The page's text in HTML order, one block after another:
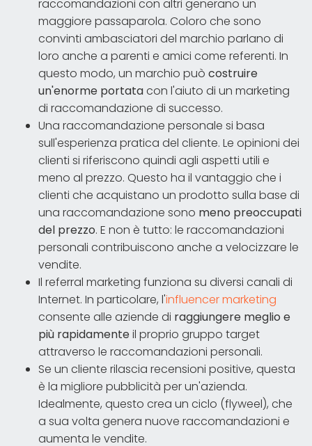
raccomandazioni con altri generano un
maggiore passaparola. Coloro che sono
convinti ambasciatori del marchio parlano di
loro anche a parenti e amici come referenti. In
questo modo, un marchio può costruire
un'enorme portatacon l'aiuto di un marketing
di raccomandazione di successo.
Una raccomandazione personale si basa
sull'esperienza pratica del cliente. Le opinioni dei
clienti si riferiscono quindi agli aspetti utili e
meno al prezzo. Questo ha il vantaggio che i
clienti che acquistano un prodotto sulla base di
una raccomandazione sono meno preoccupati
del prezzo. E non è tutto: le raccomandazioni
personali contribuiscono anche a velocizzare le
vendite.
Il referral marketing funziona su diversi canali di
Internet. In particolare, l'influencer marketing
consente alle aziende di raggiungere meglio e
più rapidamenteil proprio gruppo target
attraverso le raccomandazioni personali.
Se un cliente rilascia recensioni positive, questa
è la migliore pubblicità per un'azienda.
Idealmente, questo crea un ciclo (flyweel), che
a sua volta genera nuove raccomandazioni e
aumenta le vendite.